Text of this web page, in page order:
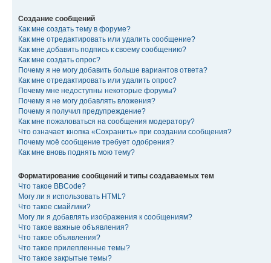
Создание сообщений
Как мне создать тему в форуме?
Как мне отредактировать или удалить сообщение?
Как мне добавить подпись к своему сообщению?
Как мне создать опрос?
Почему я не могу добавить больше вариантов ответа?
Как мне отредактировать или удалить опрос?
Почему мне недоступны некоторые форумы?
Почему я не могу добавлять вложения?
Почему я получил предупреждение?
Как мне пожаловаться на сообщения модератору?
Что означает кнопка «Сохранить» при создании сообщения?
Почему моё сообщение требует одобрения?
Как мне вновь поднять мою тему?
Форматирование сообщений и типы создаваемых тем
Что такое BBCode?
Могу ли я использовать HTML?
Что такое смайлики?
Могу ли я добавлять изображения к сообщениям?
Что такое важные объявления?
Что такое объявления?
Что такое прилепленные темы?
Что такое закрытые темы?